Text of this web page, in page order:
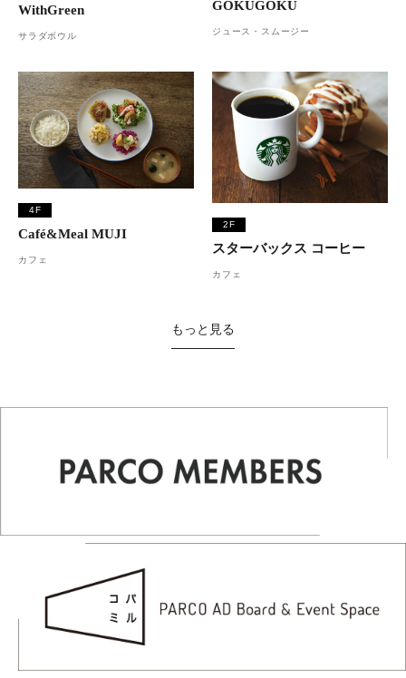
WithGreen
サラダボウル
GOKUGOKU
ジュース・スムージー
4F
Café&Meal MUJI
カフェ
2F
スターバックス コーヒー
カフェ
もっと見る